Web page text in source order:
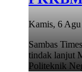
Kamis, 6
Sambas
tindak lanjut
Politeknik